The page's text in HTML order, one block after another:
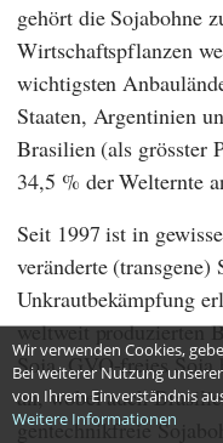
gehört die Sojabohne
Wirtschaftspflanzen
wichtigsten
Staaten, Argentinien
Brasilien (als grösster
34,5 % der Welternte
Seit 1997 ist in
veränderte (transgene)
Unkrautbekämpfung
weltweit produzierten
Soja. GVO-freies Soja
an, wobei auch
gentechnikfreie
Wir verwenden Cookies,
Bei weiterer Nutzung
von Ihrem Einverständnis
Weitere Informationen